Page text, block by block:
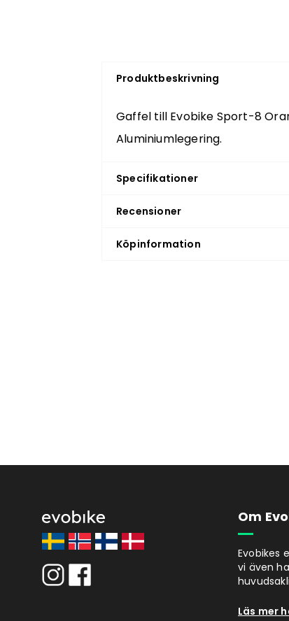
Produktbeskrivning
Gaffel till Evobike Sport-8
Aluminiumlegering.
Specifikationer
Recensioner
Köpinformation
Om
Evobikes
vi även
Läs mer